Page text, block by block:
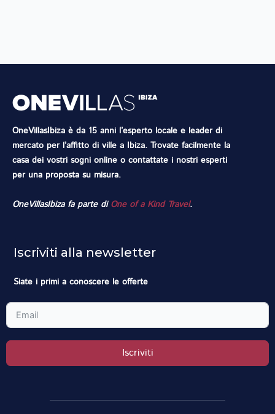
OneVillasIbiza è da 15 anni l’esperto locale e leader di
mercato per l’affitto di ville a Ibiza. Trovate facilmente la
casa dei vostri sogni online o contattate i nostri esperti
per una proposta su misura.
OneVillasIbiza fa parte di One of a Kind Travel.
Iscriviti alla newsletter
Siate i primi a conoscere le offerte
Iscriviti